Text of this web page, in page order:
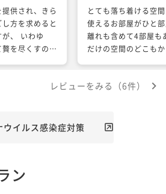
供され、きら
方を求めると
、 いわゆ
を尽くすのと
わいました。宿
く、奥ゆかし
とても落ち着ける空
使えるお部屋がひと
離れも含めて4部屋も
だけの空間のどこも
レイさを保っている
だけのために用意さ
レビューをみる（6件）
ウイルス感染症対策
ン